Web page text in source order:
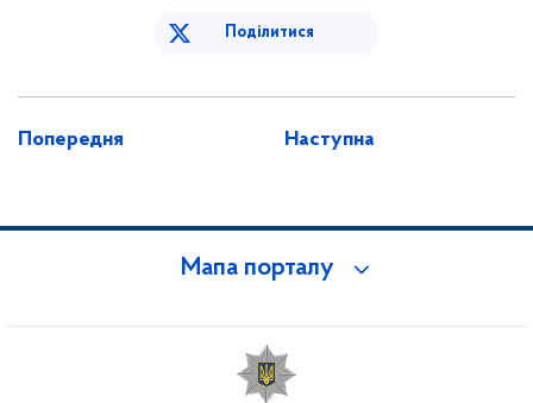
Поділитися
Попередня Наступна
Мапа порталу